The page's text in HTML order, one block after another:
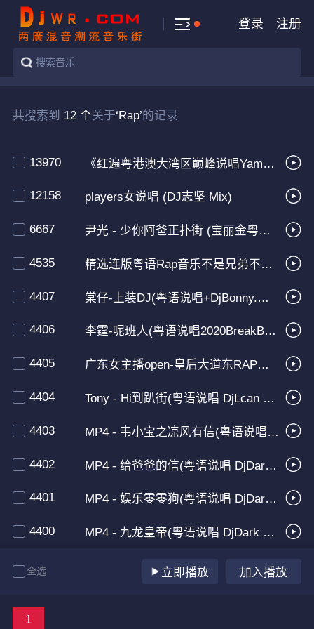
登录 注册
共搜索到 12 个关于‘Rap’的记录
13970 《红遍粤港澳大湾区巅峰说唱Yamy郭颖精选音乐》
12158 players女说唱 (DJ志坚 Mix)
6667 尹光 - 少你阿爸正扑街 (宝丽金粤语经典DJMix)
4535 精选连版粤语Rap音乐不是兄弟不是兄弟烂口骨灰级串烧
4407 棠仔-上装DJ(粤语说唱+DjBonny.波+ElectroHouse+Rmx+2020)
4406 李霆-呢班人(粤语说唱2020BreakBeat+Kennylt+Rmx)
4405 广东女主播open-皇后大道东RAP说唱(粤语+癫鬼+Extended+Rmx+2020)
4404 Tony - Hi到趴街(粤语说唱 DjLcan ElectroHouse Rmx 2020)
4403 MP4 - 韦小宝之凉风有信(粤语说唱2020ElectroHouse D.y Rmx)
4402 MP4 - 给爸爸的信(粤语说唱 DjDark Electro Rmx 2020)
4401 MP4 - 娱乐零零狗(粤语说唱 DjDark Electro Rmx 2020)
4400 MP4 - 九龙皇帝(粤语说唱 DjDark Electro Rmx 2020)
全选 立即播放 加入播放
1